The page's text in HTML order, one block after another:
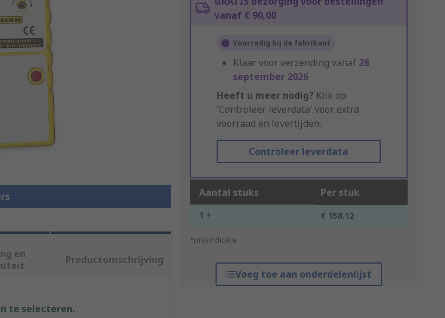
vanaf € 90,00
Voorradig bij de fabrikant
Klaar voor verzending vanaf 28
september 2026
Heeft u meer nodig? Klik op
'Controleer leverdata' voor extra
voorraad en levertijden.
Controleer leverdata
Aantal stuks Per stuk
1 + € 158,12
*prijsindicatie
Voeg toe aan onderdelenlijst
en
Productomschrijving
te selecteren.